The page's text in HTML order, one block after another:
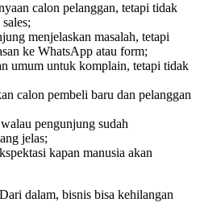
calon pelanggan, tetapi tidak
menjelaskan masalah, tetapi
ke WhatsApp atau form;
umum untuk komplain, tetapi tidak
calon pembeli baru dan pelanggan
pengunjung sudah
jelas;
kapan manusia akan
dalam, bisnis bisa kehilangan